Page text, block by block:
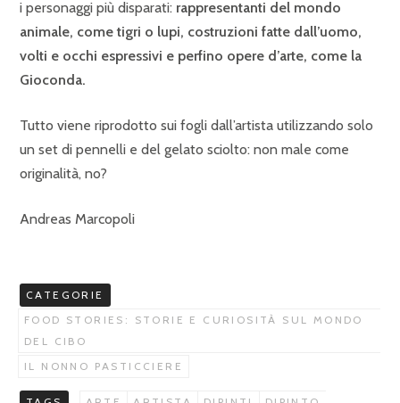
i personaggi più disparati: rappresentanti del mondo
animale, come tigri o lupi, costruzioni fatte dall’uomo,
volti e occhi espressivi e perfino opere d’arte, come la
Gioconda.
Tutto viene riprodotto sui fogli dall’artista utilizzando solo
un set di pennelli e del gelato sciolto: non male come
originalità, no?
Andreas Marcopoli
CATEGORIE
FOOD STORIES: STORIE E CURIOSITÀ SUL MONDO
DEL CIBO
IL NONNO PASTICCIERE